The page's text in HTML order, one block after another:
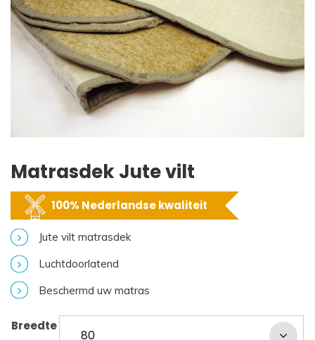
Matrasdek Jute vilt
100% Nederlandse kwaliteit
Jute vilt matrasdek
Luchtdoorlatend
Beschermd uw matras
Breedte